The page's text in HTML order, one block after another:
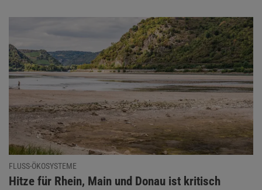
FLUSS-ÖKOSYSTEME
:
Hitze für Rhein, Main und Donau ist kritisch